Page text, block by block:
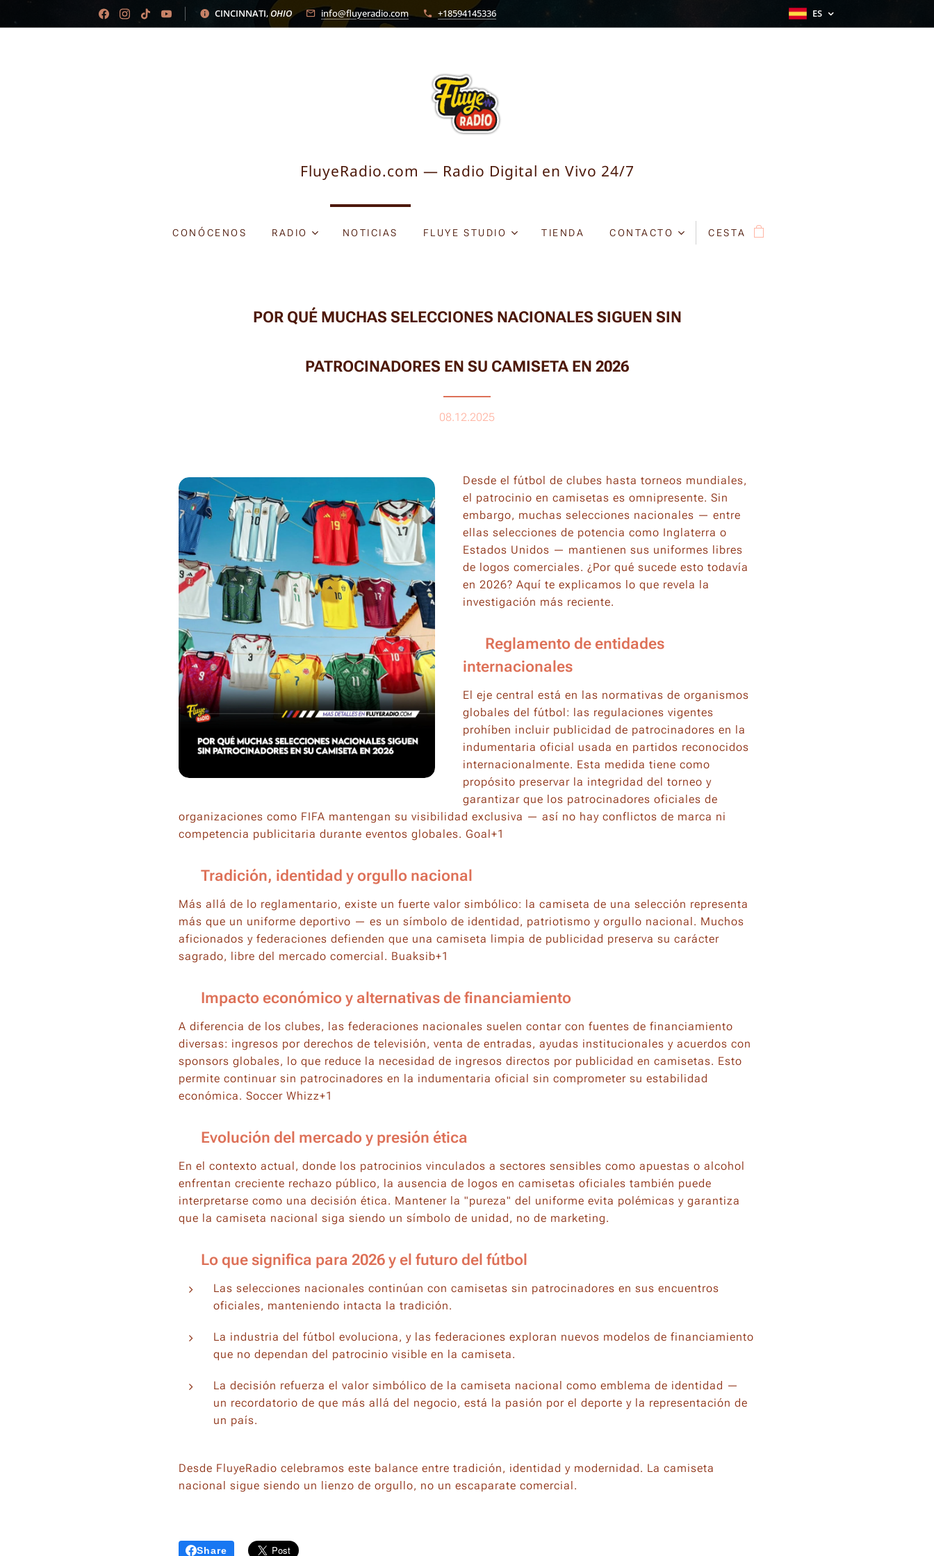
CINCINNATI,OHIO info@fluyeradio.com +18594145336 ES
FluyeRadio.com — Radio Digital en Vivo 24/7
CONÓCENOS RADIO NOTICIAS FLUYE STUDIO TIENDA CONTACTO CESTA
POR QUÉ MUCHAS SELECCIONES NACIONALES SIGUEN SIN
PATROCINADORES EN SU CAMISETA EN 2026
08.12.2025
Desde el fútbol de clubes hasta torneos mundiales,
el patrocinio en camisetas es omnipresente. Sin
embargo, muchas selecciones nacionales — entre
ellas selecciones de potencia como Inglaterra o
Estados Unidos — mantienen sus uniformes libres
de logos comerciales. ¿Por qué sucede esto todavía
en 2026? Aquí te explicamos lo que revela la
investigación más reciente.
✅ Reglamento de entidades
internacionales
El eje central está en las normativas de organismos
globales del fútbol: las regulaciones vigentes
prohíben incluir publicidad de patrocinadores en la
indumentaria oficial usada en partidos reconocidos
internacionalmente. Esta medida tiene como
propósito preservar la integridad del torneo y
garantizar que los patrocinadores oficiales de
organizaciones como FIFA mantengan su visibilidad exclusiva — así no hay conflictos de marca ni
competencia publicitaria durante eventos globales. Goal+1
🌐 Tradición, identidad y orgullo nacional
Más allá de lo reglamentario, existe un fuerte valor simbólico: la camiseta de una selección representa
más que un uniforme deportivo — es un símbolo de identidad, patriotismo y orgullo nacional. Muchos
aficionados y federaciones defienden que una camiseta limpia de publicidad preserva su carácter
sagrado, libre del mercado comercial. Buaksib+1
💸 Impacto económico y alternativas de financiamiento
A diferencia de los clubes, las federaciones nacionales suelen contar con fuentes de financiamiento
diversas: ingresos por derechos de televisión, venta de entradas, ayudas institucionales y acuerdos con
sponsors globales, lo que reduce la necesidad de ingresos directos por publicidad en camisetas. Esto
permite continuar sin patrocinadores en la indumentaria oficial sin comprometer su estabilidad
económica. Soccer Whizz+1
🔄 Evolución del mercado y presión ética
En el contexto actual, donde los patrocinios vinculados a sectores sensibles como apuestas o alcohol
enfrentan creciente rechazo público, la ausencia de logos en camisetas oficiales también puede
interpretarse como una decisión ética. Mantener la "pureza" del uniforme evita polémicas y garantiza
que la camiseta nacional siga siendo un símbolo de unidad, no de marketing.
🏟️ Lo que significa para 2026 y el futuro del fútbol
Las selecciones nacionales continúan con camisetas sin patrocinadores en sus encuentros
oficiales, manteniendo intacta la tradición.
La industria del fútbol evoluciona, y las federaciones exploran nuevos modelos de financiamiento
que no dependan del patrocinio visible en la camiseta.
La decisión refuerza el valor simbólico de la camiseta nacional como emblema de identidad —
un recordatorio de que más allá del negocio, está la pasión por el deporte y la representación de
un país.
Desde FluyeRadio celebramos este balance entre tradición, identidad y modernidad. La camiseta
nacional sigue siendo un lienzo de orgullo, no un escaparate comercial.
Share